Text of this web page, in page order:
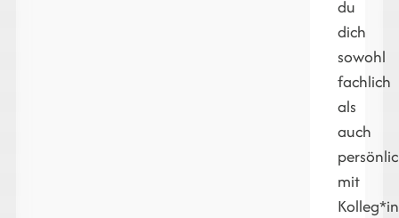
du
dich
sowohl
fachlich
als
auch
mit